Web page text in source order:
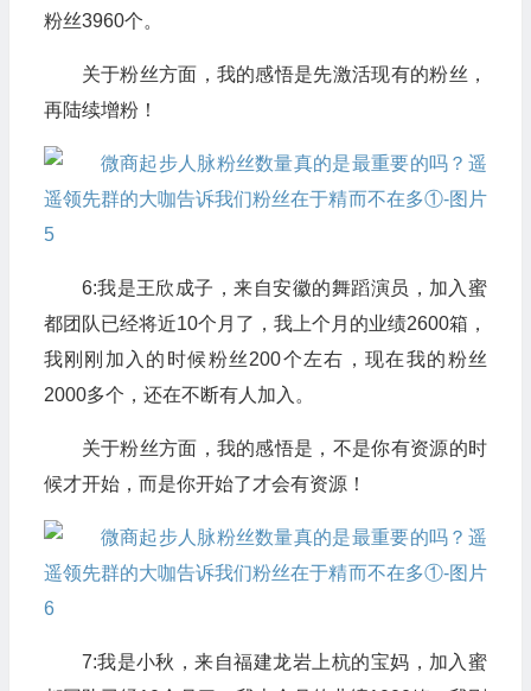
粉丝3960个。
关于粉丝方面，我的感悟是先激活现有的粉丝，
再陆续增粉！
6:我是王欣成子，来自安徽的舞蹈演员，加入蜜
都团队已经将近10个月了，我上个月的业绩2600箱，
我刚刚加入的时候粉丝200个左右，现在我的粉丝
2000多个，还在不断有人加入。
关于粉丝方面，我的感悟是，不是你有资源的时
候才开始，而是你开始了才会有资源！
7:我是小秋，来自福建龙岩上杭的宝妈，加入蜜